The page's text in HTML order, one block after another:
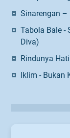
Sinarengan –
Tabola Bale -
Diva)
Rindunya
Iklim - Bukan